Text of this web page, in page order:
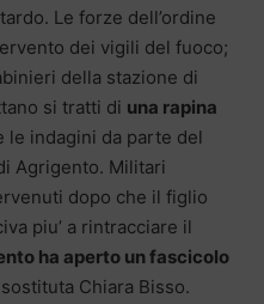
Le forze dell’ordine
dei vigili del fuoco;
della stazione di
si tratti di una rapina
le indagini da parte del
Agrigento. Militari
dopo che il figlio
piu’ a rintracciare il
ha aperto un fascicolo
Chiara Bisso.